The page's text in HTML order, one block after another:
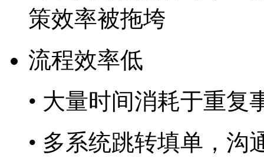
策效率被拖垮
流程效率低
• 大量时间消耗于重复
• 多系统跳转填单，